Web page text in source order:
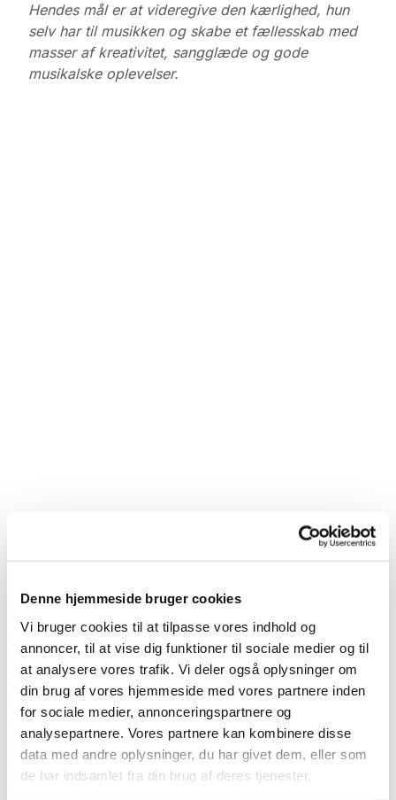
Denne hjemmeside bruger cookies
Vi bruger cookies til at tilpasse vores indhold og
annoncer, til at vise dig funktioner til sociale medier og til
at analysere vores trafik. Vi deler også oplysninger om
din brug af vores hjemmeside med vores partnere inden
for sociale medier, annonceringspartnere og
analysepartnere. Vores partnere kan kombinere disse
data med andre oplysninger, du har givet dem, eller som
de har indsamlet fra din brug af deres tjenester.
Hendes mål er at videregive den kærlighed, hun
selv har til musikken og skabe et fællesskab med
masser af kreativitet, sangglæde og gode
musikalske oplevelser.